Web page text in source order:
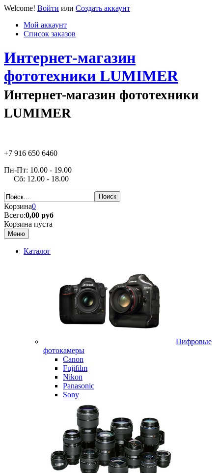
Welcome! Войти или Создать аккаунт
Мой аккаунт
Список заказов
Интернет-магазин
фототехники LUMIMER
Интернет-магазин фототехники
LUMIMER
+7 916 650 6460
Пн-Пт: 10.00 - 19.00
Сб: 12.00 - 18.00
Корзина0
Всего:0,00 руб
Корзина пуста
Меню
Каталог
Цифровые
фотокамеры
Canon
Fujifilm
Nikon
Panasonic
Sony